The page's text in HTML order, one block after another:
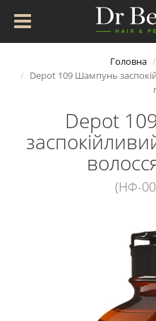
Головна
Depot 109 Шампунь
Depot
(НФ-